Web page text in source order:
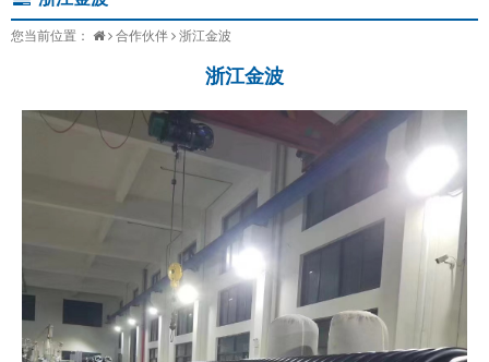
您当前位置： 合作伙伴 浙江金波
浙江金波